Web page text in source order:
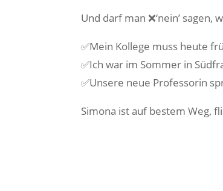
Und darf man ❌‘nein’ sagen,
✅Mein Kollege muss heute
✅Ich war im Sommer in
✅Unsere neue Professorin
Simona ist auf bestem Weg,